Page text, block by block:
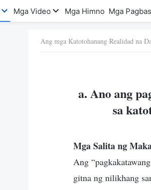
Mga Video Mga Himno Mga
Ang mga Katotohanang Realidad na
a. Ano ang
sa
Mga Salita ng
Ang
gitna ng nilikhang